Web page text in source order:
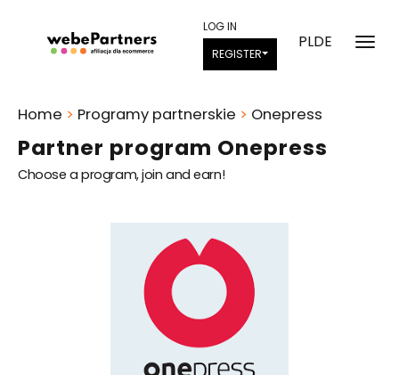
PLDE
LOG IN
REGISTER
Partner program Onepress
Choose a program, join and earn!
Home > Programy partnerskie > Onepress